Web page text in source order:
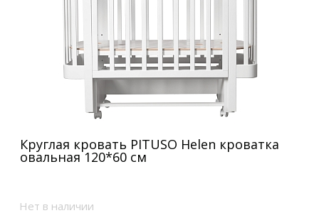
Круглая кровать PITUSO Helen кроватка
овальная 120*60 см
Нет в наличии